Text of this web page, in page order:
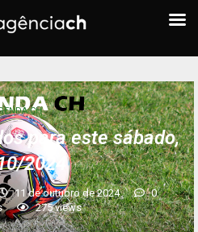
CH
para este sábado,
2024
11 de outubro de 2024
0
275views